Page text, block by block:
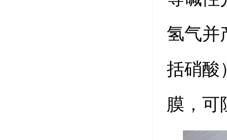
氢气并
括硝酸
膜，可